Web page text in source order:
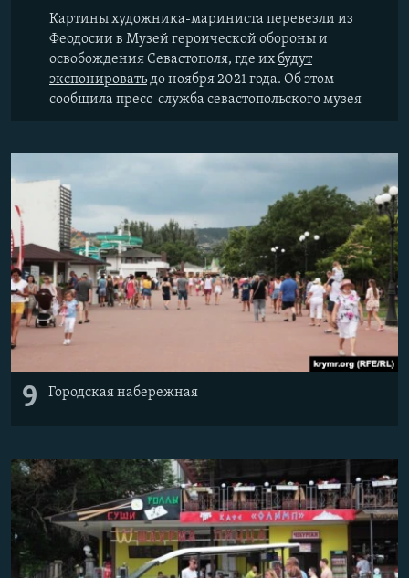
Картины художника-мариниста перевезли из
Феодосии в Музей героической обороны и
освобождения Севастополя, где ихбудут
экспонироватьдо ноября 2021 года. Об этом
сообщила пресс-служба севастопольского музея
9 Городская набережная